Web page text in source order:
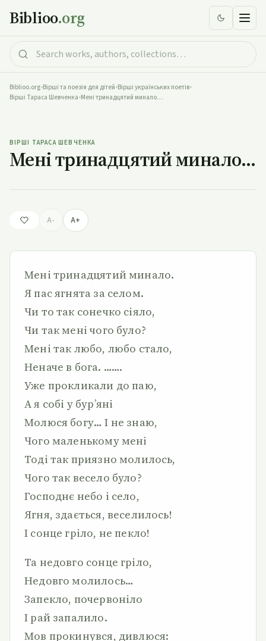
Biblioo.org
Biblioo.org•Вірші та поезія для дітей•Вірші українських поетів•
Вірші Тараса Шевченка•Мені тринадцятий минало…
ВІРШІ ТАРАСА ШЕВЧЕНКА
Мені тринадцятий минало…
A- A+
Мені тринадцятий минало.
Я пас ягнята за селом.
Чи то так сонечко сіяло,
Чи так мені чого було?
Мені так любо, любо стало,
Неначе в бога. …….
Уже прокликали до паю,
А я собі у бур’яні
Молюся богу… І не знаю,
Чого маленькому мені
Тоді так приязно молилось,
Чого так весело було?
Господнє небо і село,
Ягня, здається, веселилось!
І сонце гріло, не пекло!
Та недовго сонце гріло,
Недовго молилось…
Запекло, почервоніло
І рай запалило.
Мов прокинувся, дивлюся: